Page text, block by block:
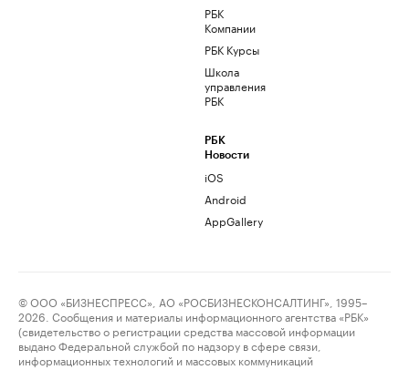
РБК
Компании
РБК Курсы
Школа
управления
РБК
РБК
Новости
iOS
Android
AppGallery
© ООО «БИЗНЕСПРЕСС», АО «РОСБИЗНЕСКОНСАЛТИНГ», 1995–
2026. Сообщения и материалы информационного агентства «РБК»
(свидетельство о регистрации средства массовой информации
выдано Федеральной службой по надзору в сфере связи,
информационных технологий и массовых коммуникаций